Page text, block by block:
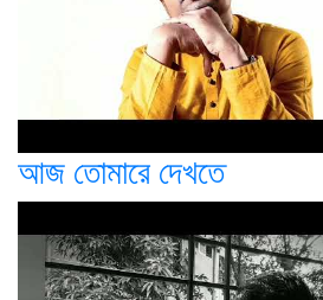
আজ তোমারে দেখতে